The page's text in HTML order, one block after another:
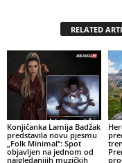
RELATED
Konjičanka Lamija Badžak
predstavila novu pjesmu
„Folk Minimal“: Spot
objavljen na jednom od
najgledanijih muzičkih